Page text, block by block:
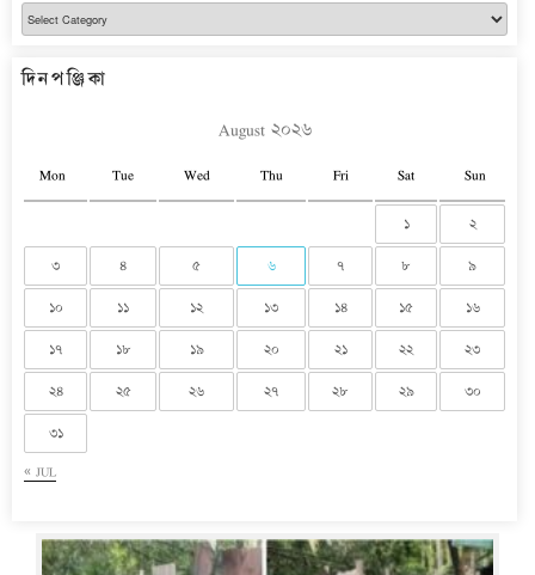
বিভাগ
দিনপঞ্জিকা
August ২০২৬
Mon Tue Wed Thu Fri Sat Sun
« JUL
১ ২
৩ ৪ ৫ ৬ ৭ ৮ ৯
১০ ১১ ১২ ১৩ ১৪ ১৫ ১৬
১৭ ১৮ ১৯ ২০ ২১ ২২ ২৩
২৪ ২৫ ২৬ ২৭ ২৮ ২৯ ৩০
৩১